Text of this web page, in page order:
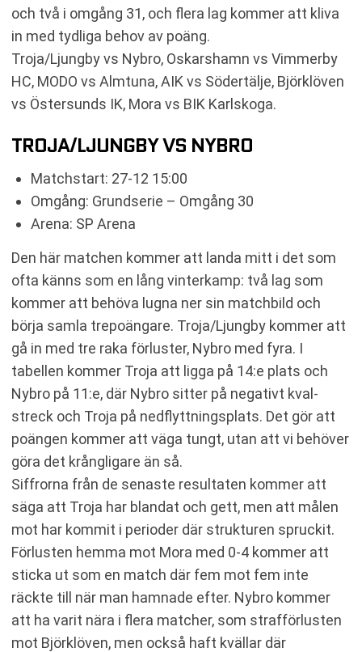
och två i omgång 31, och flera lag kommer att kliva
in med tydliga behov av poäng.
Troja/Ljungby vs Nybro, Oskarshamn vs Vimmerby
HC, MODO vs Almtuna, AIK vs Södertälje, Björklöven
vs Östersunds IK, Mora vs BIK Karlskoga.
TROJA/LJUNGBY VS NYBRO
Matchstart: 27-12 15:00
Omgång: Grundserie – Omgång 30
Arena: SP Arena
Den här matchen kommer att landa mitt i det som
ofta känns som en lång vinterkamp: två lag som
kommer att behöva lugna ner sin matchbild och
börja samla trepoängare. Troja/Ljungby kommer att
gå in med tre raka förluster, Nybro med fyra. I
tabellen kommer Troja att ligga på 14:e plats och
Nybro på 11:e, där Nybro sitter på negativt kval-
streck och Troja på nedflyttningsplats. Det gör att
poängen kommer att väga tungt, utan att vi behöver
göra det krångligare än så.
Siffrorna från de senaste resultaten kommer att
säga att Troja har blandat och gett, men att målen
mot har kommit i perioder där strukturen spruckit.
Förlusten hemma mot Mora med 0-4 kommer att
sticka ut som en match där fem mot fem inte
räckte till när man hamnade efter. Nybro kommer
att ha varit nära i flera matcher, som strafförlusten
mot Björklöven, men också haft kvällar där